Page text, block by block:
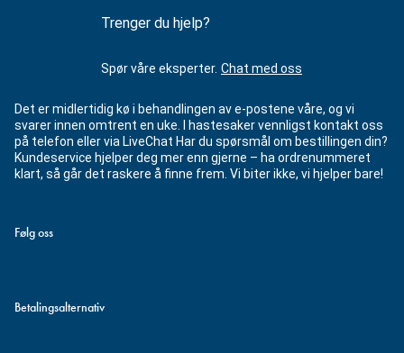
Trenger du hjelp?
Spør våre eksperter. Chat med oss
Det er midlertidig kø i behandlingen av e-postene våre, og vi
svarer innen omtrent en uke. I hastesaker vennligst kontakt oss
på telefon eller via LiveChat Har du spørsmål om bestillingen din?
Kundeservice hjelper deg mer enn gjerne – ha ordrenummeret
klart, så går det raskere å finne frem. Vi biter ikke, vi hjelper bare!
Følg oss
Betalingsalternativ